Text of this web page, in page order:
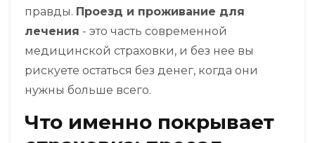
правды. Проезд и проживание для
лечения - это часть современной
медицинской страховки, и без нее вы
рискуете остаться без денег, когда они
нужны больше всего.
Что именно покрывает